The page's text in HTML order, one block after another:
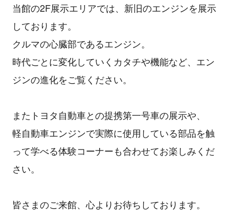
当館の2F展示エリアでは、新旧のエンジンを展示
しております。
クルマの心臓部であるエンジン。
時代ごとに変化していくカタチや機能など、エン
ジンの進化をご覧ください。
またトヨタ自動車との提携第一号車の展示や、
軽自動車エンジンで実際に使用している部品を触
って学べる体験コーナーも合わせてお楽しみくだ
さい。
皆さまのご来館、心よりお待ちしております。